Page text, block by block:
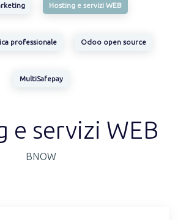
Hosting e servizi WEB
professionale Odoo open source
MultiSafepay
e servizi WEB
BNOW